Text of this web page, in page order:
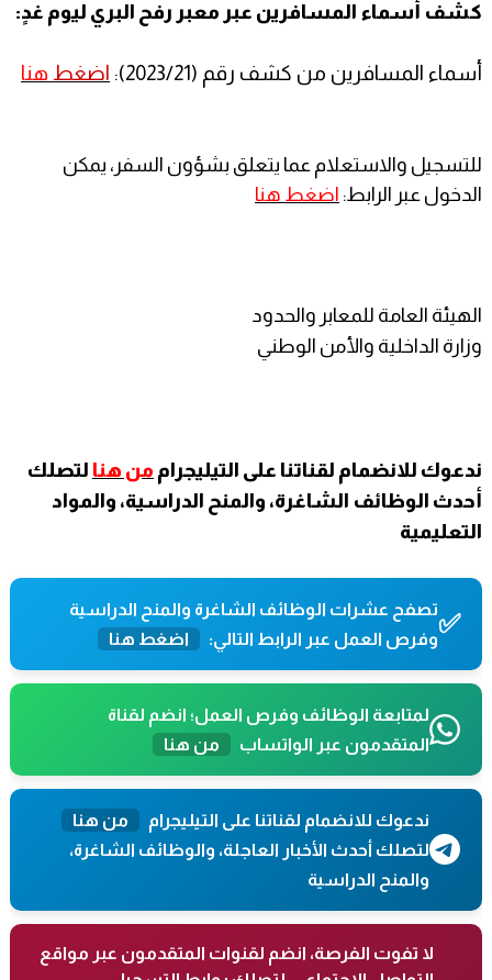
كشف أسماء المسافرين عبر معبر رفح البري ليوم غدٍ:
أسماء المسافرين من كشف رقم (2023/21): اضغط هنا
للتسجيل والاستعلام عما يتعلق بشؤون السفر، يمكن
الدخول عبر الرابط: اضغط هنا
الهيئة العامة للمعابر والحدود
وزارة الداخلية والأمن الوطني
ندعوك للانضمام لقناتنا على التيليجرام من هنا لتصلك
أحدث الوظائف الشاغرة، والمنح الدراسية، والمواد
التعليمية
✅تصفح عشرات الوظائف الشاغرة والمنح الدراسية
وفرص العمل عبر الرابط التالي:
اضغط هنا
لمتابعة الوظائف وفرص العمل؛ انضم لقناة
المتقدمون عبر الواتساب
من هنا
ندعوك للانضمام لقناتنا على التيليجرام
من هنا
لتصلك أحدث الأخبار العاجلة، والوظائف الشاغرة،
والمنح الدراسية
لا تفوت الفرصة، انضم لقنوات المتقدمون عبر مواقع